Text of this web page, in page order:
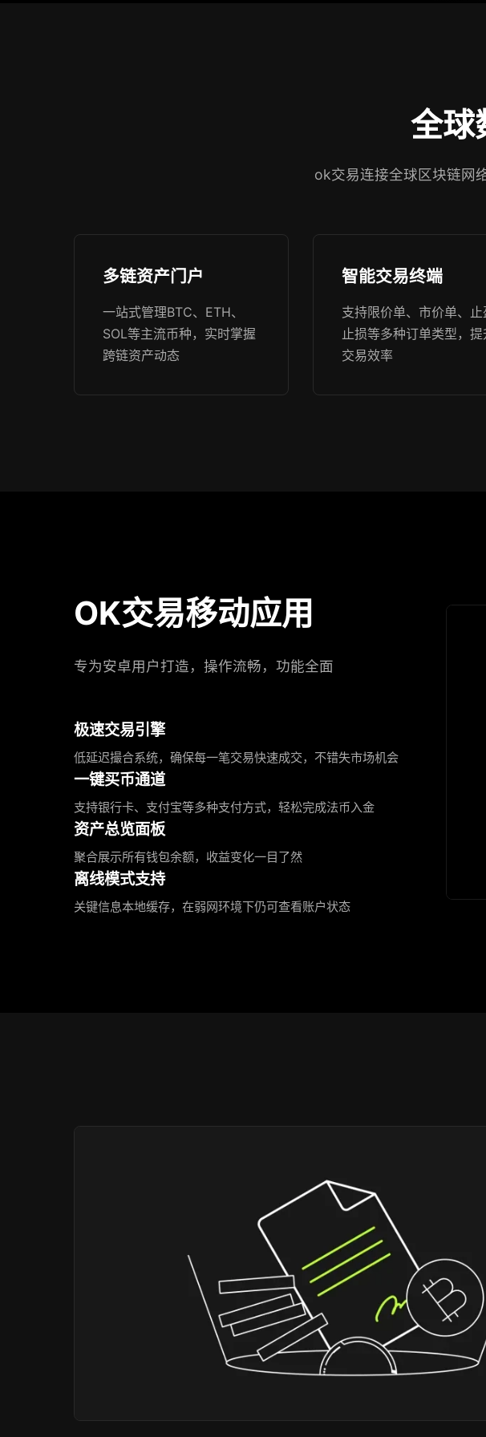
全球
ok交易连接全球区块链网
多链资产门户
一站式管理BTC、ETH、
SOL等主流币种，实时掌握
跨链资产动态
智能交易终端
支持限价单、市价单、止
止损等多种订单类型，提
交易效率
OK交易移动应用
专为安卓用户打造，操作流畅，功能全面
极速交易引擎
低延迟撮合系统，确保每一笔交易快速成交，不错失市场机会
一键买币通道
支持银行卡、支付宝等多种支付方式，轻松完成法币入金
资产总览面板
聚合展示所有钱包余额，收益变化一目了然
离线模式支持
关键信息本地缓存，在弱网环境下仍可查看账户状态